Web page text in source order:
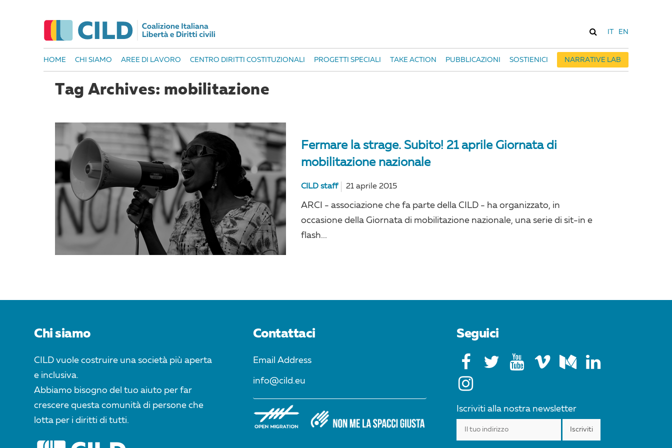
EN
HOME CHI SIAMO AREE DI LAVORO CENTRO DIRITTI COSTITUZIONALI PROGETTI SPECIALI TAKE ACTION PUBBLICAZIONI SOSTIENICI NARRATIVE LAB
Tag Archives: mobilitazione
Fermare la strage. Subito! 21 aprile Giornata di
mobilitazione nazionale
CILD staff 21 aprile 2015
ARCI - associazione che fa parte della CILD - ha organizzato, in
occasione della Giornata di mobilitazione nazionale, una serie di sit-in e
flash...
Chi siamo
CILD vuole costruire una società più aperta
e inclusiva.
Abbiamo bisogno del tuo aiuto per far
crescere questa comunità di persone che
lotta per i diritti di tutti.
Contattaci
Email Address
info@cild.eu
Seguici
Iscriviti alla nostra newsletter